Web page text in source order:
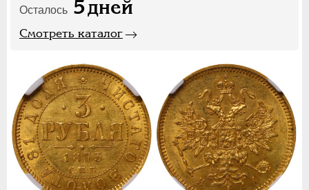
Осталось 5дней
Смотреть каталог